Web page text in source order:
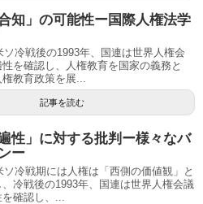
知」の可能性ー国際人権法学
冷戦後の1993年、国連は世界人権会
を確認し、人権教育を国家の義務と
教育政策を展...
記事を読む
性」に対する批判ー様々なバ
ー
冷戦期には人権は「西側の価値観」と
冷戦後の1993年、国連は世界人権会議
確認し、...